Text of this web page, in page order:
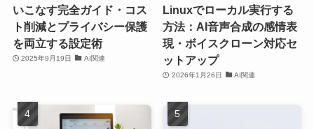
いこなす完全ガイド・コス
ト削減とプライバシー保護
を両立する設定術
2025年9月19日 AI関連
Linuxでローカル実行する
方法：AI音声合成の感情表
現・ボイスクローン対応セ
ットアップ
2026年1月26日 AI関連